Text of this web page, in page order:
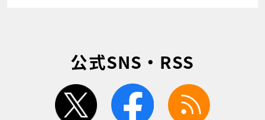
公式SNS・RSS
twitter facebook